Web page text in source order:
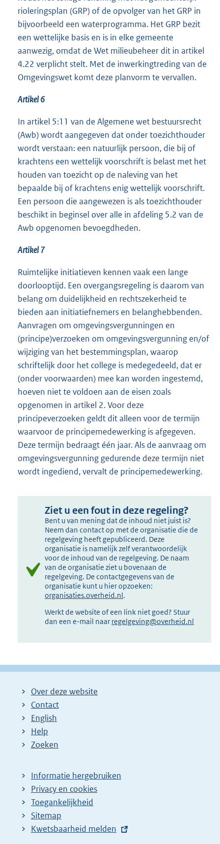
rioleringsplan (GRP) of de opvolger van het GRP in
bijvoorbeeld een waterprogramma. Het GRP bezit
een wettelijke basis en is in elke gemeente
aanwezig, omdat de Wet milieubeheer dit in artikel
4.22 verplicht stelt. Met de inwerkingtreding van de
Omgevingswet komt deze planvorm te vervallen.
Artikel 6
In artikel 5:11 van de Algemene wet bestuursrecht
(Awb) wordt aangegeven dat onder toezichthouder
wordt verstaan: een natuurlijk persoon, die bij of
krachtens een wettelijk voorschrift is belast met het
houden van toezicht op de naleving van het
bepaalde bij of krachtens enig wettelijk voorschrift.
Een persoon die aangewezen is als toezichthouder
beschikt in beginsel over alle in afdeling 5.2 van de
Awb opgenomen bevoegdheden.
Artikel 7
Ruimtelijke initiatieven kennen vaak een lange
doorlooptijd. Een overgangsregeling is daarom van
belang om duidelijkheid en rechtszekerheid te
bieden aan initiatiefnemers en belanghebbenden.
Aanvragen om omgevingsvergunningen en
(principe)verzoeken om omgevingsvergunning en/of
wijziging van het bestemmingsplan, waarop
schriftelijk door het college is medegedeeld, dat er
(onder voorwaarden) mee kan worden ingestemd,
hoeven niet te voldoen aan de eisen zoals
opgenomen in artikel 2. Voor deze
principeverzoeken geldt dit alleen voor de termijn
waarvoor de principemedewerking is afgegeven.
Deze termijn bedraagt één jaar. Als de aanvraag om
omgevingsvergunning gedurende deze termijn niet
wordt ingediend, vervalt de principemedewerking.
Ziet u een fout in deze regeling?
Bent u van mening dat de inhoud niet juist is?
Neem dan contact op met de organisatie die de
regelgeving heeft gepubliceerd. Deze
organisatie is namelijk zelf verantwoordelijk
voor de inhoud van de regelgeving. De naam
van de organisatie ziet u bovenaan de
regelgeving. De contactgegevens van de
organisatie kunt u hier opzoeken:
organisaties.overheid.nl.
Werkt de website of een link niet goed? Stuur
dan een e-mail naar regelgeving@overheid.nl
Over deze website
Contact
English
Help
Zoeken
Informatie hergebruiken
Privacy en cookies
Toegankelijkheid
Sitemap
E
Kwetsbaarheid melden